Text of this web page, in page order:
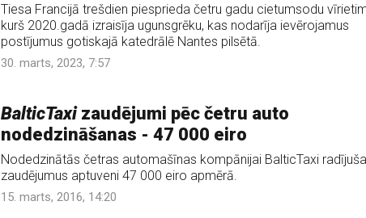
Tiesa Francijā trešdien piesprieda četru gadu cietumsodu
kurš 2020.gadā izraisīja ugunsgrēku, kas nodarīja ievērojamus
postījumus gotiskajā katedrālē Nantes pilsētā.
30. marts, 2023, 7:57
BalticTaxizaudējumi pēc četru auto
nodedzināšanas - 47 000 eiro
Nodedzinātās četras automašīnas kompānijai BalticTaxi
zaudējumus aptuveni 47 000 eiro apmērā.
15. marts, 2016, 14:20